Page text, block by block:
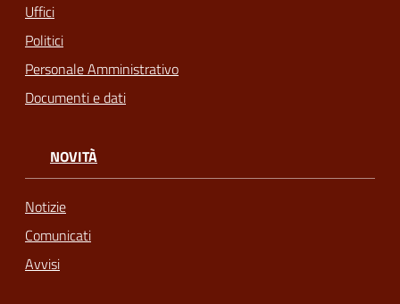
Uffici
Politici
Personale Amministrativo
Documenti e dati
NOVITÀ
Notizie
Comunicati
Avvisi